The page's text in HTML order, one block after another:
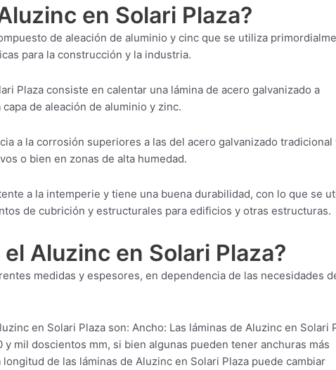
en Solari Plaza?
de aleación de aluminio y cinc que se utiliza
para la construcción y la industria.
Plaza consiste en calentar una lámina de acero galvanizado a
de aleación de aluminio y zinc.
a la corrosión superiores a las del acero galvanizado tradicional
o bien en zonas de alta humedad.
a la intemperie y tiene una buena durabilidad, con lo que se
de cubrición y estructurales para edificios y otras estructuras.
Aluzinc en Solari Plaza?
medidas y espesores, en dependencia de las necesidades
en Solari Plaza son: Ancho: Las láminas de Aluzinc en Solari
mil doscientos mm, si bien algunas pueden tener anchuras más
de las láminas de Aluzinc en Solari Plaza puede cambiar